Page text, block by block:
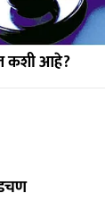
कशी आहे?